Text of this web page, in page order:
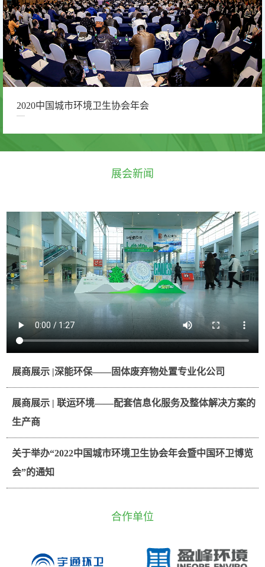
2020中国城市环境卫生协会年会
展会新闻
展商展示 |深能环保——固体废弃物处置专业化公司
展商展示 | 联运环境——配套信息化服务及整体解决方案的
生产商
关于举办“2022中国城市环境卫生协会年会暨中国环卫博览
会”的通知
合作单位